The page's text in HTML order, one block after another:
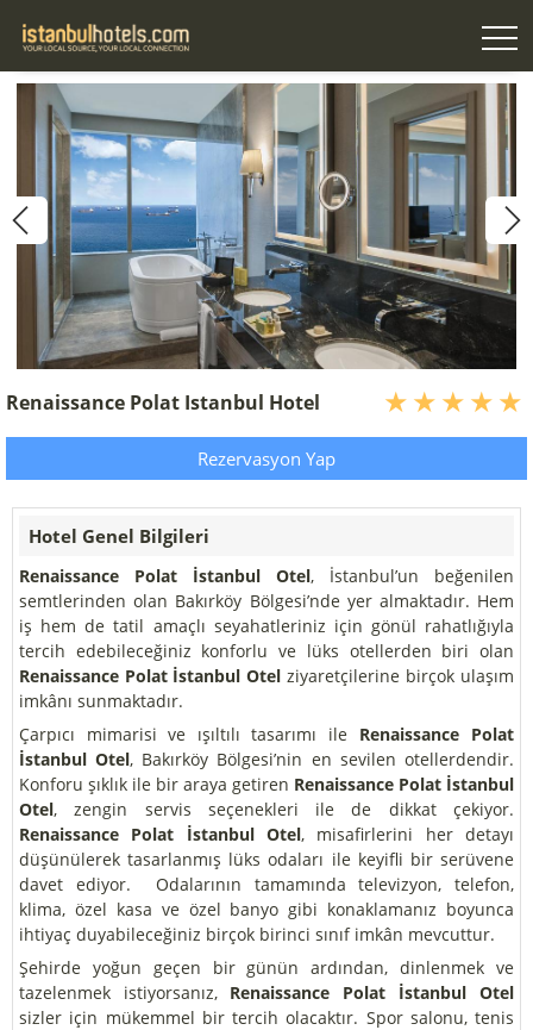
Renaissance Polat Istanbul Hotel
Rezervasyon Yap
Hotel Genel Bilgileri
Renaissance Polat İstanbul Otel, İstanbul’un beğenilen
semtlerinden olan Bakırköy Bölgesi’nde yer almaktadır. Hem
iş hem de tatil amaçlı seyahatleriniz için gönül rahatlığıyla
tercih edebileceğiniz konforlu ve lüks otellerden biri olan
Renaissance Polat İstanbul Otel ziyaretçilerine birçok ulaşım
imkânı sunmaktadır.
Çarpıcı mimarisi ve ışıltılı tasarımı ile Renaissance Polat
İstanbul Otel, Bakırköy Bölgesi’nin en sevilen otellerdendir.
Konforu şıklık ile bir araya getiren Renaissance Polat İstanbul
Otel, zengin servis seçenekleri ile de dikkat çekiyor.
Renaissance Polat İstanbul Otel, misafirlerini her detayı
düşünülerek tasarlanmış lüks odaları ile keyifli bir serüvene
davet ediyor. Odalarının tamamında televizyon, telefon,
klima, özel kasa ve özel banyo gibi konaklamanız boyunca
ihtiyaç duyabileceğiniz birçok birinci sınıf imkân mevcuttur.
Şehirde yoğun geçen bir günün ardından, dinlenmek ve
tazelenmek istiyorsanız, Renaissance Polat İstanbul Otel
sizler için mükemmel bir tercih olacaktır. Spor salonu, tenis